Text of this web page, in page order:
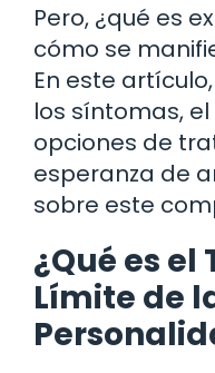
Pero, ¿qué es
cómo se
En este
los síntomas,
opciones de
esperanza de
sobre este
¿Qué es el
Límite de